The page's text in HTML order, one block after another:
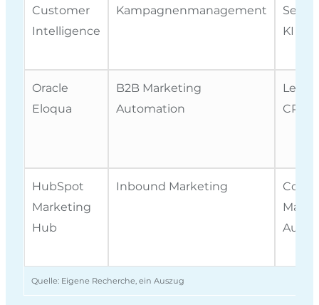
Customer
Intelligence
Kampagnenmanagement
KI
Oracle
Eloqua
B2B Marketing
Automation
Lead
HubSpot
Marketing
Hub
Inbound Marketing
Quelle: Eigene Recherche, ein Auszug